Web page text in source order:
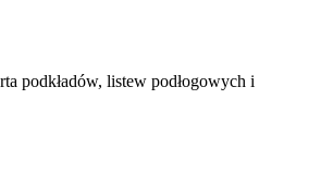
podkładów, listew podłogowych i